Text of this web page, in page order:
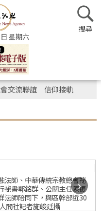
星期六
會交流聯誼 信仰接軌
法師、中華傳統宗教總會祕
祕書郭銘群、公關主任陳振
法師陪同下，與區幹部近30
間社記者施峻廷攝
›